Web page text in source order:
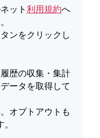
ンツ
較対照臨床試
ポイント
が結果にどのよう
することがますま
ット利用規約へ
ンをクリックし
歴の収集・集計
ータを取得して
オプトアウトも